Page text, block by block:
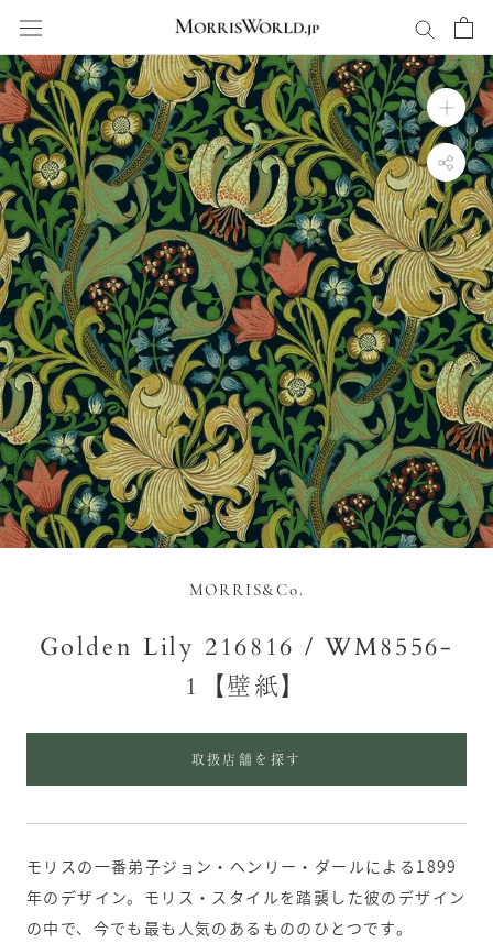
ッ
プ
し
て
コ
ン
テ
ン
ツ
に
移
動
す
る
MORRIS&Co.
Golden Lily 216816 / WM8556-
1【壁紙】
取扱店舗を探す
モリスの一番弟子ジョン・ヘンリー・ダールによる1899
年のデザイン。モリス・スタイルを踏襲した彼のデザイン
の中で、今でも最も人気のあるもののひとつです。